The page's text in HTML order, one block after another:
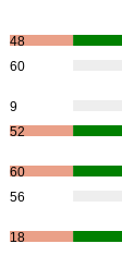
48
60
9
52
60
56
18